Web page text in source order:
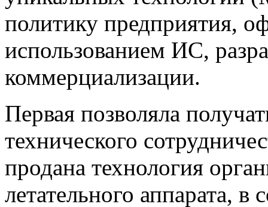
политику предприятия,
использованием ИС,
коммерциализации.
Первая позволяла
технического
продана технология
летательного аппарата, в